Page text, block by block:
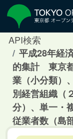
API検索
平成28年経
的集計 東京
業（小分類）
別経営組織（
分）、単一・
従業者数（島部